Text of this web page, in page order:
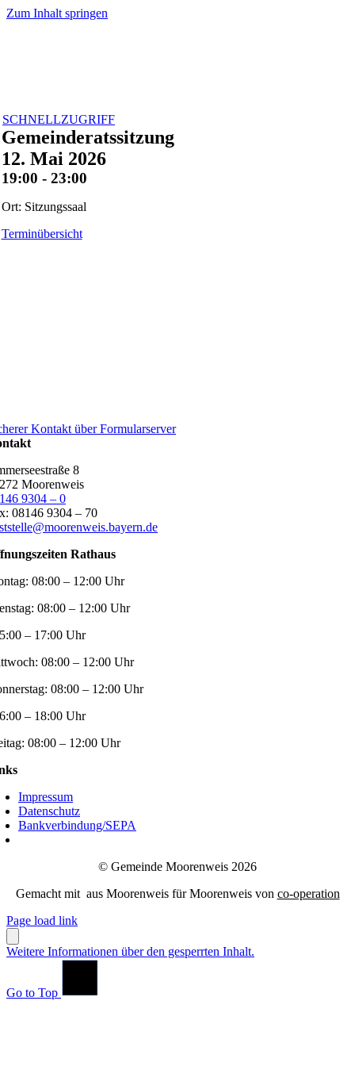
Zum Inhalt springen
SCHNELLZUGRIFF
Gemeinderatssitzung
12. Mai 2026
19:00 - 23:00
Ort: Sitzungssaal
Terminübersicht
Kontakt über Formularserver
8
Moorenweis
9304 – 0
08146 9304 – 70
Rathaus
08:00 – 12:00 Uhr
08:00 – 12:00 Uhr
– 17:00 Uhr
08:00 – 12:00 Uhr
08:00 – 12:00 Uhr
– 18:00 Uhr
08:00 – 12:00 Uhr
Impressum
Datenschutz
Bankverbindung/SEPA
© Gemeinde Moorenweis 2026
Gemacht mit aus Moorenweis für Moorenweis von co-operation
Page load link
Weitere Informationen über den gesperrten Inhalt.
Go to Top